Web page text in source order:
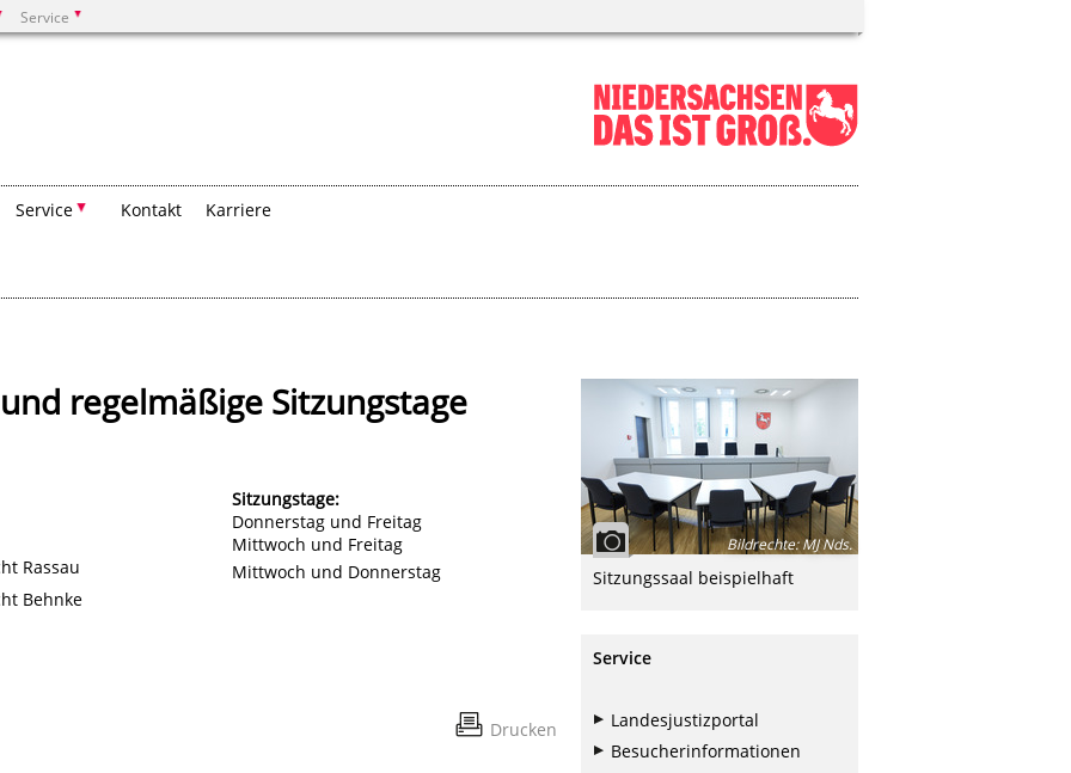
Service
Service Kontakt Karriere
regelmäßige Sitzungstage
Sitzungstage:
Donnerstag und Freitag
Mittwoch und Freitag
Rassau
Mittwoch und Donnerstag
Behnke
Drucken
Bildrechte:MJ Nds.
Sitzungssaal beispielhaft
Service
Landesjustizportal
Besucherinformationen